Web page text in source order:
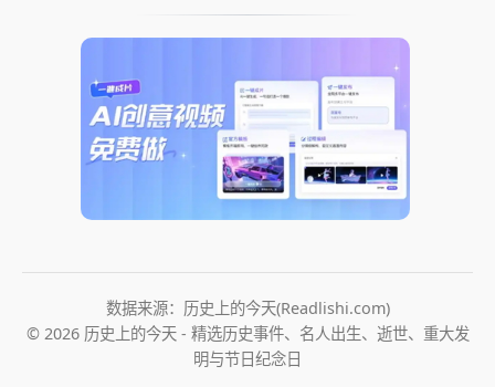
数据来源：历史上的今天(Readlishi.com)
© 2026 历史上的今天 - 精选历史事件、名人出生、逝世、重大发
明与节日纪念日